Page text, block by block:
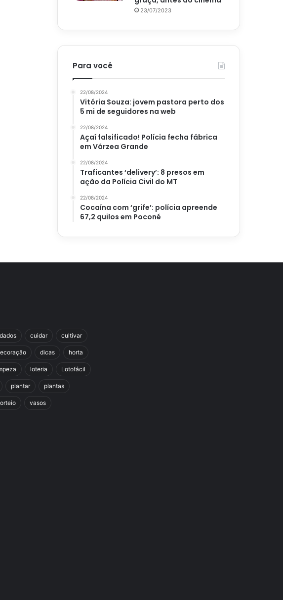
23/07/2023
Para você
22/08/2024
Vitória Souza: jovem pastora perto dos
5 mi de seguidores na web
22/08/2024
Açaí falsificado! Polícia fecha fábrica
em Várzea Grande
22/08/2024
Traficantes ‘delivery’: 8 presos em
ação da Polícia Civil do MT
22/08/2024
Cocaína com ‘grife’: polícia apreende
67,2 quilos em Poconé
cuidar cultivar
dicas horta
loteria Lotofácil
plantar plantas
vasos